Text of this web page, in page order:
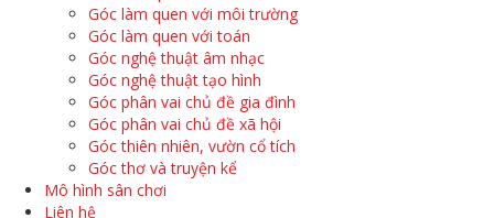
Góc làm quen với môi trường
Góc làm quen với toán
Góc nghệ thuật âm nhạc
Góc nghệ thuật tạo hình
Góc phân vai chủ đề gia đình
Góc phân vai chủ đề xã hội
Góc thiên nhiên, vườn cổ tích
Góc thơ và truyện kể
Mô hình sân chơi
Liên hệ